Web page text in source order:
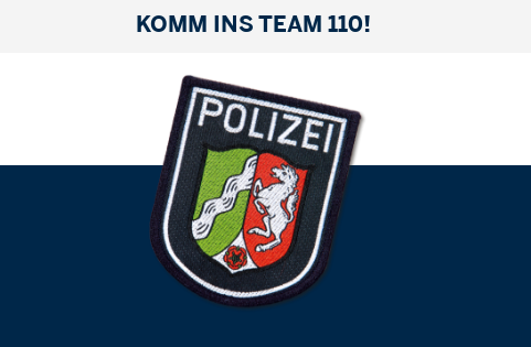
KOMM INS TEAM 110!